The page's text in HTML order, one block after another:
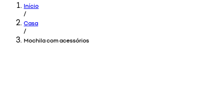
Início
/
Casa
/
Mochila com acessórios